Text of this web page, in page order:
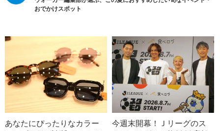
おでかけスポット
あなたにぴったりなカラー
今週末開幕！Ｊリーグのス